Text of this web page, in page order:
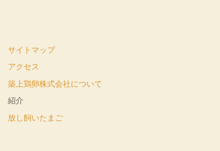
サイトマップ
アクセス
築上鶏卵株式会社について
紹介
放し飼いたまご